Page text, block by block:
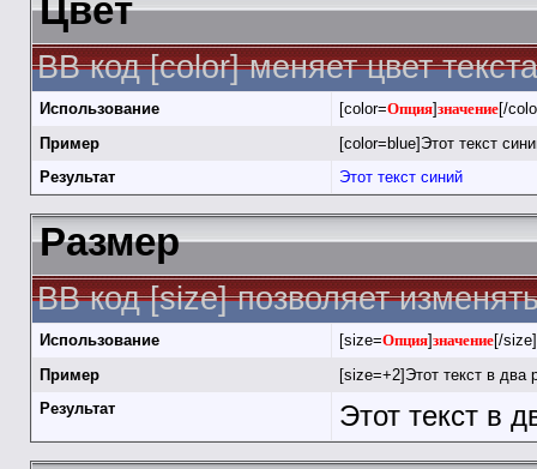
Цвет
BB код [color] меняет цвет
Использование [color=Опция]значение[/
Пример
[color=blue]Этот текст
Результат
Этот текст синий
Размер
BB код [size] позволяет
Использование [size=Опция]значение[/size]
Пример
[size=+2]Этот текст в два
Результат
Этот текст в